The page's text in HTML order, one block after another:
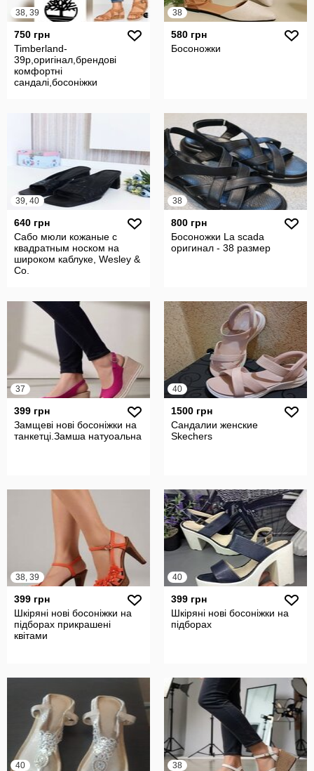
38, 39
750 грн
Timberland-
39p,оригінал,брендові
комфортні
сандалі,босоніжки
38
580 грн
Босоножки
39, 40
640 грн
Сабо мюли кожаные с
квадратным носком на
широком каблуке, Wesley &
Co.
38
800 грн
Босоножки La scada
оригинал - 38 размер
37
399 грн
Замщеві нові босоніжки на
танкетці.Замша натуоальна
40
1500 грн
Сандалии женские
Skechers
38, 39
399 грн
Шкіряні нові босоніжки на
підборах прикрашені
квітами
40
399 грн
Шкіряні нові босоніжки на
підборах
40 38